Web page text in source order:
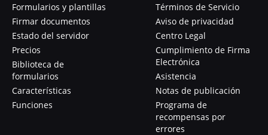
Formularios y plantillas
Firmar documentos
Estado del servidor
Precios
Biblioteca de
formularios
Características
Funciones
Términos de Servicio
Aviso de privacidad
Centro Legal
Cumplimiento de Firma
Electrónica
Asistencia
Notas de publicación
Programa de
recompensas por
errores